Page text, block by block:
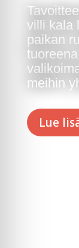
villi kala
paikan
meihin
Lue